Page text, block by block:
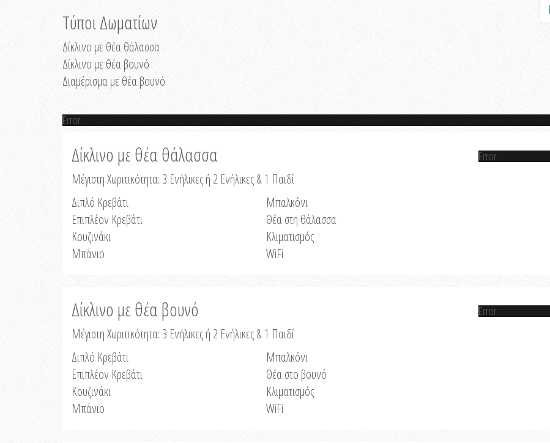
Τύποι Δωματίων
Δίκλινο με θέα θάλασσα
Δίκλινο με θέα βουνό
Διαμέρισμα με θέα βουνό
Error
Δίκλινο με θέα θάλασσα
Μέγιστη Χωριτικότητα: 3 Ενήλικες ή 2 Ενήλικες & 1 Παιδί
Διπλό Κρεβάτι
Επιπλέον Κρεβάτι
Κουζινάκι
Μπάνιο
Μπαλκόνι
Θέα στη θάλασσα
Κλιματισμός
WiFi
Error
Δίκλινο με θέα βουνό
Μέγιστη Χωριτικότητα: 3 Ενήλικες ή 2 Ενήλικες & 1 Παιδί
Διπλό Κρεβάτι
Επιπλέον Κρεβάτι
Κουζινάκι
Μπάνιο
Μπαλκόνι
Θέα στο βουνό
Κλιματισμός
WiFi
Error